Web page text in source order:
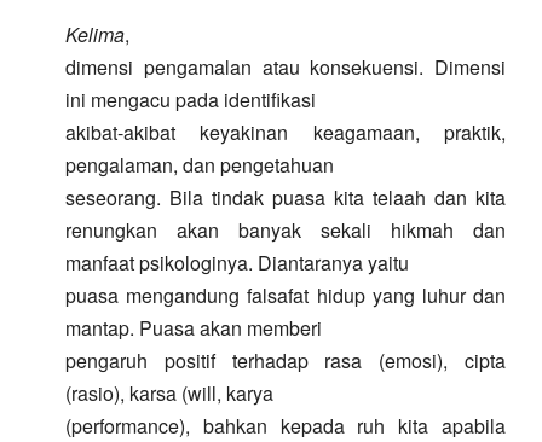
Kelima,
dimensi pengamalan atau konsekuensi. Dimensi
ini mengacu pada identifikasi
akibat-akibat keyakinan keagamaan, praktik,
pengalaman, dan pengetahuan
seseorang. Bila tindak puasa kita telaah dan kita
renungkan akan banyak sekali hikmah dan
manfaat psikologinya. Diantaranya yaitu
puasa mengandung falsafat hidup yang luhur dan
mantap. Puasa akan memberi
pengaruh positif terhadap rasa (emosi), cipta
(rasio), karsa (will, karya
(performance), bahkan kepada ruh kita apabila